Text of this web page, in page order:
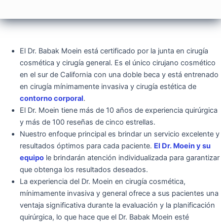
El Dr. Babak Moein está certificado por la junta en cirugía
cosmética y cirugía general. Es el único cirujano cosmético
en el sur de California con una doble beca y está entrenado
en cirugía mínimamente invasiva y cirugía estética de
contorno corporal.
El Dr. Moein tiene más de 10 años de experiencia quirúrgica
y más de 100 reseñas de cinco estrellas.
Nuestro enfoque principal es brindar un servicio excelente y
resultados óptimos para cada paciente. El Dr. Moein y su
equipo le brindarán atención individualizada para garantizar
que obtenga los resultados deseados.
La experiencia del Dr. Moein en cirugía cosmética,
mínimamente invasiva y general ofrece a sus pacientes una
ventaja significativa durante la evaluación y la planificación
quirúrgica, lo que hace que el Dr. Babak Moein esté